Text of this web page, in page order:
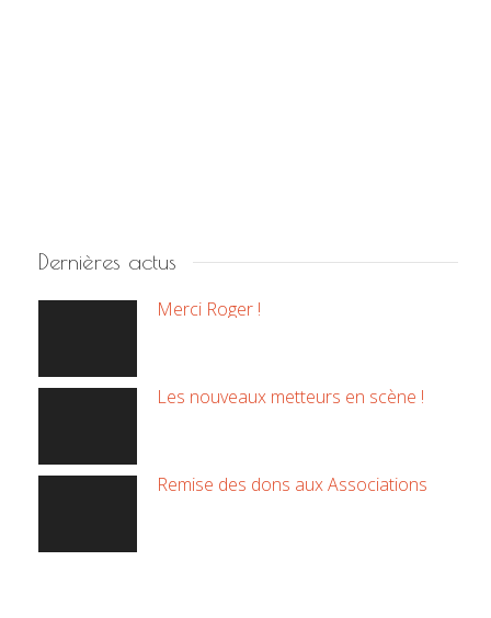
Dernières actus
Merci Roger !
Les nouveaux metteurs en scène !
Remise des dons aux Associations